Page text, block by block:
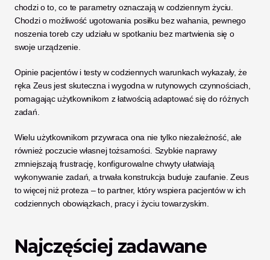
chodzi o to, co te parametry oznaczają w codziennym życiu.
Chodzi o możliwość ugotowania posiłku bez wahania, pewnego
noszenia toreb czy udziału w spotkaniu bez martwienia się o
swoje urządzenie.
Opinie pacjentów i testy w codziennych warunkach wykazały, że
ręka Zeus jest skuteczna i wygodna w rutynowych czynnościach,
pomagając użytkownikom z łatwością adaptować się do różnych
zadań.
Wielu użytkownikom przywraca ona nie tylko niezależność, ale
również poczucie własnej tożsamości. Szybkie naprawy
zmniejszają frustrację, konfigurowalne chwyty ułatwiają
wykonywanie zadań, a trwała konstrukcja buduje zaufanie. Zeus
to więcej niż proteza – to partner, który wspiera pacjentów w ich
codziennych obowiązkach, pracy i życiu towarzyskim.
Najczęściej zadawane